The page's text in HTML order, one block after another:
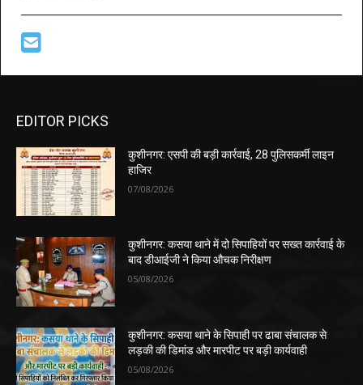
EDITOR PICKS
कुशीनगर: एसपी की बड़ी कार्रवाई, 28 पुलिसकर्मी लाइन
हाजिर
07/08/2026
कुशीनगर: कसया थाने में दो सिपाहियों पर सख्त कार्रवाई के
बाद डीआईजी ने किया औचक निरीक्षण
05/08/2026
कुशीनगर: कसया थाने के सिपाही पर ढाबा संचालक से
लड़की की डिमांड और मारपीट पर बड़ी कार्यवाही
05/08/2026